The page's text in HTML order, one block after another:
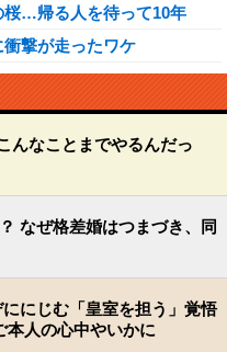
桜…帰る人を待って10年
撃が走ったワケ
んなことまでやるんだっ
なぜ格差婚はつまづき、同
にじむ「皇室を担う」覚悟
本人の心中やいかに